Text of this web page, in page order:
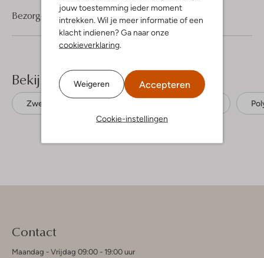
jouw toestemming ieder moment
intrekken. Wil je meer informatie of een
klacht indienen? Ga naar onze
cookieverklaring
Weigeren Accepteren
Cookie-instellingen
Bezorgen & retourneren
Bekijk meer
Zwembroeken
Contact
Maandag - Vrijdag 09:00 - 19:00 uur